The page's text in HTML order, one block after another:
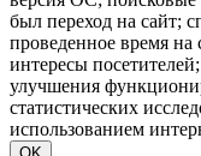
был переход на сайт;
проведенное время на
интересы
улучшения
статистических
использованием